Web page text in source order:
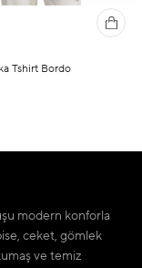
Tshirt Bordo
modern konforla
ceket, gömlek
ve temiz